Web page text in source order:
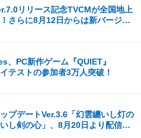
リリース記念TVCMが全国地上
さらに8月12日からは新バージョ
、PC新作ゲーム『QUIET』
テストの参加者3万人突破！
ップデートVer.3.6「幻雲纏いし灯の
し剣の心」、8月20日より配信開